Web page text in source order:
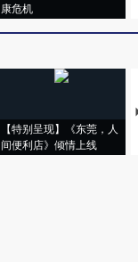
康危机
【特别呈现】《东莞，人
间便利店》倾情上线